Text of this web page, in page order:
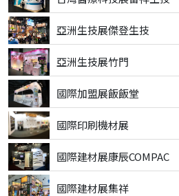
亞洲生技展傑登生技
亞洲生技展竹門
國際加盟展飯飯堂
國際印刷機材展
國際建材展康辰COMPAC
國際建材展集祥